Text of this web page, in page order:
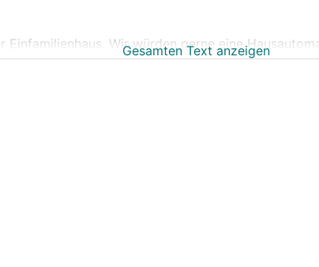
Einfamilienhaus. Wir würden gerne eine
Gesamten Text anzeigen